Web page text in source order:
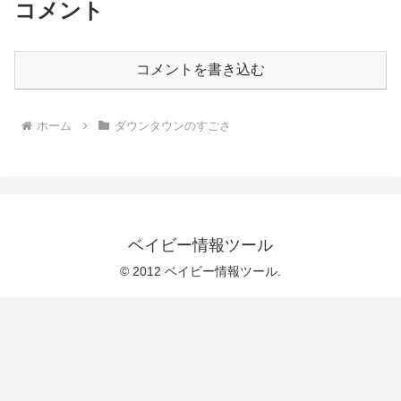
コメント
コメントを書き込む
ホーム ダウンタウンのすごさ
ベイビー情報ツール
© 2012 ベイビー情報ツール.